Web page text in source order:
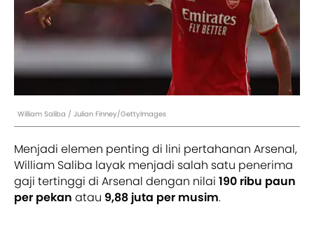
William Saliba / Julian Finney/GettyImages
Menjadi elemen penting di lini pertahanan Arsenal,
William Saliba layak menjadi salah satu penerima
gaji tertinggi di Arsenal dengan nilai 190 ribu paun
per pekan atau 9,88 juta per musim.